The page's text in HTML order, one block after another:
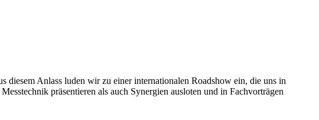
Anlass luden wir zu einer inter­nationalen Roadshow ein, die uns in
präsentieren als auch Synergien ausloten und in Fachvorträgen